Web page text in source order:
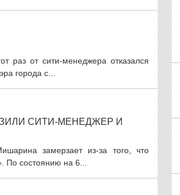
раз от сити-менеджера отказался
города с...
СИТИ-МЕНЕДЖЕР И
замерзает из-за того, что
По состоянию на 6...